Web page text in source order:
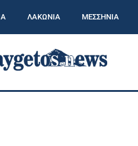
ΛΑΚΩΝΙΑ ΜΕΣΣΗΝΙΑ